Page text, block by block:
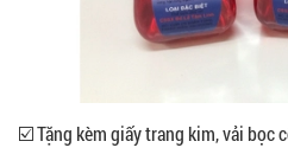
☑️ Tặng kèm giấy trang kim, vải bọc